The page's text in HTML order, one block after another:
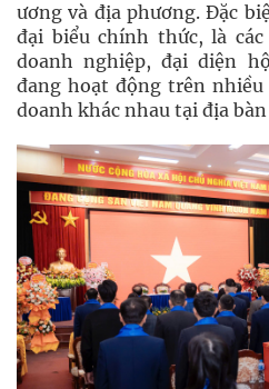
ương và địa phương. Đặc
đại biểu chính thức, là
doanh nghiệp, đại diện
đang hoạt động trên
doanh khác nhau tại địa